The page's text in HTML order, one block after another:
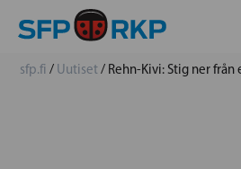
sfp.fi / Uutiset/ Rehn-Kivi: Stig ner från